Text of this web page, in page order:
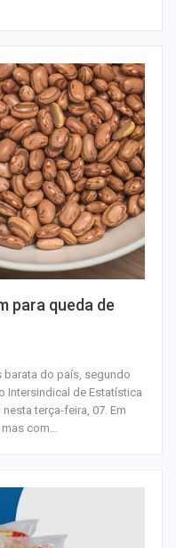
para queda de
barata do país, segundo
Intersindical de Estatística
terça-feira, 07. Em
com…